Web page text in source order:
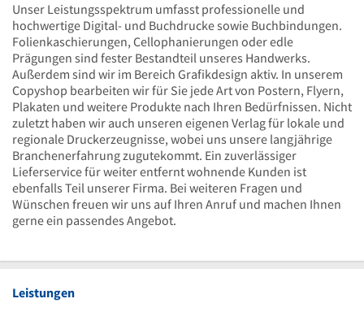
Unser Leistungsspektrum umfasst professionelle und
hochwertige Digital- und Buchdrucke sowie Buchbindungen.
Folienkaschierungen, Cellophanierungen oder edle
Prägungen sind fester Bestandteil unseres Handwerks.
Außerdem sind wir im Bereich Grafikdesign aktiv. In unserem
Copyshop bearbeiten wir für Sie jede Art von Postern, Flyern,
Plakaten und weitere Produkte nach Ihren Bedürfnissen. Nicht
zuletzt haben wir auch unseren eigenen Verlag für lokale und
regionale Druckerzeugnisse, wobei uns unsere langjährige
Branchenerfahrung zugutekommt. Ein zuverlässiger
Lieferservice für weiter entfernt wohnende Kunden ist
ebenfalls Teil unserer Firma. Bei weiteren Fragen und
Wünschen freuen wir uns auf Ihren Anruf und machen Ihnen
gerne ein passendes Angebot.
Leistungen